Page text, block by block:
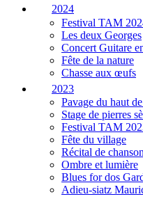
2024
Festival TAM
Les deux Georges
Concert Guitare
Fête de la nature
Chasse aux œufs
2023
Pavage du haut
Stage de pierres
Festival TAM
Fête du village
Récital de
Ombre et lumière
Blues for dos
Adieu-siatz